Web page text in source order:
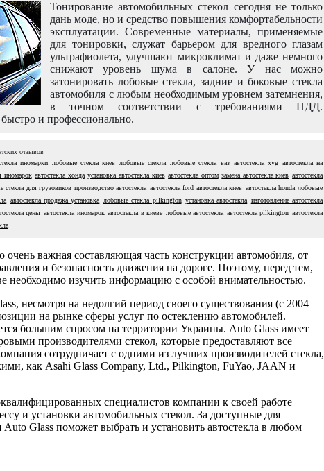
Тонирование автомобильных стекол сегодня не только
дань моде, но и средство повышения комфортабельности
эксплуатации. Современные материалы, применяемые
для тонировки, служат барьером для вредного глазам
ультрафиолета, улучшают микроклимат и даже немного
снижают уровень шума в салоне. У нас можно
затонировать лобовые стекла, задние и боковые стекла
автомобиля с любым необходимым уровнем затемнения,
в точном соответствии с требованиями ПДД.
и профессионально.
отзывов
иномарки лобовые стекла киев лобовые стекла лобовые стекла ваз автостекла xyg автостекла на
иномарок автостекла хонда установка автостекла киев автостекла оптом замена автостекла киев автостекла
стекла для грузовиков производство автостекла автостекла ford автостекла киев автостекла honda лобовые
автостекла продажа установка лобовые стекла pilkington установка автостекла изготовление автостекла
цены автостекла иномарок автостекла в киеве лобовые автостекла автостекла pilkington автостекла
очень важная составляющая часть конструкции автомобиля, от
и безопасность движения на дороге. Поэтому, перед тем,
необходимо изучить информацию с особой внимательностью.
несмотря на недолгий период своего существования (с 2004
на рынке сферы услуг по остеклению автомобилей.
большим спросом на территории Украины. Auto Glass имеет
производителями стекол, которые предоставляют все
сотрудничает с одними из лучших производителей стекла,
как Asahi Glass Company, Ltd., Pilkington, FuYao, JAAN и
специалистов компании к своей работе
и установки автомобильных стекол. За доступные для
Glass поможет выбрать и установить автостекла в любом